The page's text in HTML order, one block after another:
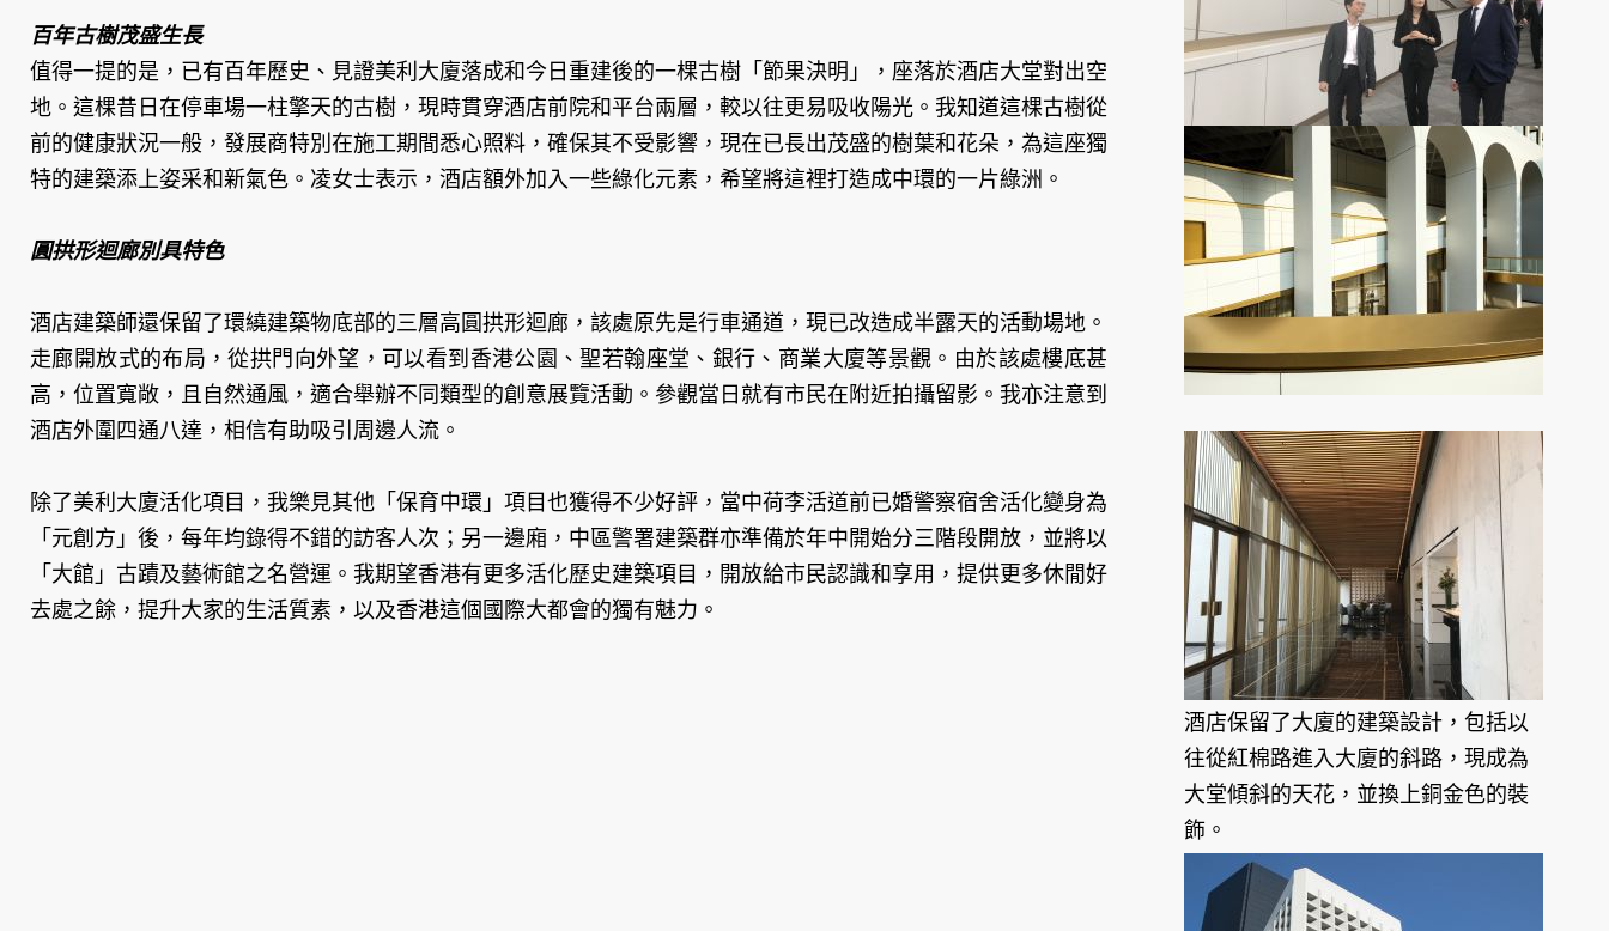
百年古樹茂盛生長
值得一提的是，已有百年歷史、見證美利大廈落成和今日重建後的一棵古樹「節果決明」，座落於酒店大堂對出空
地。這棵昔日在停車場一柱擎天的古樹，現時貫穿酒店前院和平台兩層，較以往更易吸收陽光。我知道這棵古樹從
前的健康狀況一般，發展商特別在施工期間悉心照料，確保其不受影響，現在已長出茂盛的樹葉和花朵，為這座獨
特的建築添上姿采和新氣色。凌女士表示，酒店額外加入一些綠化元素，希望將這裡打造成中環的一片綠洲。
圓拱形迴廊別具特色
酒店建築師還保留了環繞建築物底部的三層高圓拱形迴廊，該處原先是行車通道，現已改造成半露天的活動場地。
走廊開放式的布局，從拱門向外望，可以看到香港公園、聖若翰座堂、銀行、商業大廈等景觀。由於該處樓底甚
高，位置寬敞，且自然通風，適合舉辦不同類型的創意展覽活動。參觀當日就有市民在附近拍攝留影。我亦注意到
酒店外圍四通八達，相信有助吸引周邊人流。
除了美利大廈活化項目，我樂見其他「保育中環」項目也獲得不少好評，當中荷李活道前已婚警察宿舍活化變身為
「元創方」後，每年均錄得不錯的訪客人次；另一邊廂，中區警署建築群亦準備於年中開始分三階段開放，並將以
「大館」古蹟及藝術館之名營運。我期望香港有更多活化歷史建築項目，開放給市民認識和享用，提供更多休閒好
去處之餘，提升大家的生活質素，以及香港這個國際大都會的獨有魅力。
酒店保留了大廈的建築設計，包括以
往從紅棉路進入大廈的斜路，現成為
大堂傾斜的天花，並換上銅金色的裝
飾。